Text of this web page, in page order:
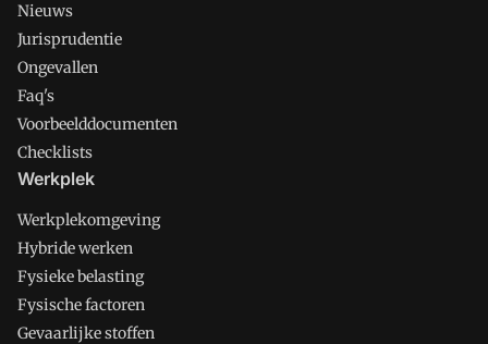
Nieuws
Jurisprudentie
Ongevallen
Faq's
Voorbeelddocumenten
Checklists
Werkplek
Werkplekomgeving
Hybride werken
Fysieke belasting
Fysische factoren
Gevaarlijke stoffen